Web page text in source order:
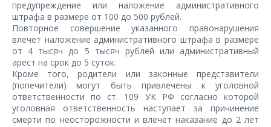
предупреждение или наложение административного
штрафа в размере от 100 до 500 рублей.
Повторное совершение указанного правонарушения
влечет наложение административного штрафа в размере
от 4 тысяч до 5 тысяч рублей или административный
арест на срок до 5 суток.
Кроме того, родители или законные представители
(попечители) могут быть привлечены к уголовной
ответственности по ст. 109 УК РФ согласно которой
уголовная ответственность наступает за причинение
смерти по неосторожности и влечет наказание до 2 лет